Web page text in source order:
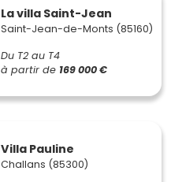
La villa Saint-Jean
Saint-Jean-de-Monts (85160)
Du T2 au T4
à partir de 169 000 €
Villa Pauline
Challans (85300)